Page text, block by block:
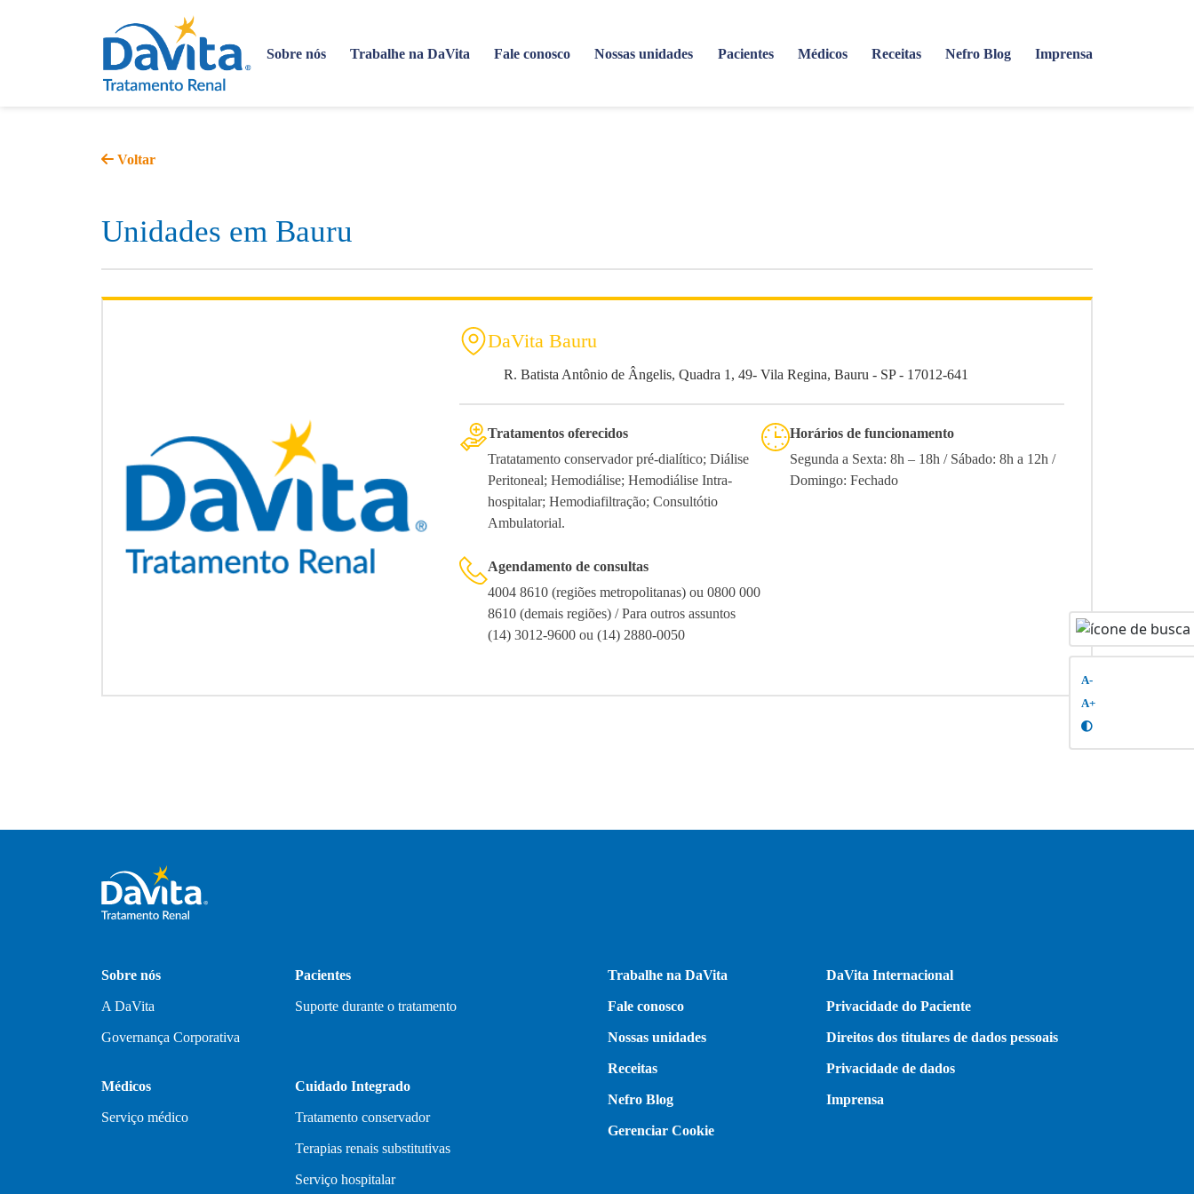
Sobre nós Trabalhe na DaVita Fale conosco Nossas unidades Pacientes Médicos Receitas Nefro Blog Imprensa
A-
A+
Voltar
Unidades em Bauru
DaVita Bauru
R. Batista Antônio de Ângelis, Quadra 1, 49- Vila Regina, Bauru - SP - 17012-641
Tratamentos oferecidos
Tratatamento conservador pré-dialítico; Diálise
Peritoneal; Hemodiálise; Hemodiálise Intra-
hospitalar; Hemodiafiltração; Consultótio
Ambulatorial.
Horários de funcionamento
Segunda a Sexta: 8h – 18h / Sábado: 8h a 12h /
Domingo: Fechado
Agendamento de consultas
4004 8610 (regiões metropolitanas) ou 0800 000
8610 (demais regiões) / Para outros assuntos
(14) 3012-9600 ou (14) 2880-0050
Sobre nós
A DaVita
Governança Corporativa
Pacientes
Suporte durante o tratamento
Médicos
Serviço médico
Cuidado Integrado
Tratamento conservador
Terapias renais substitutivas
Serviço hospitalar
Trabalhe na DaVita DaVita Internacional
Fale conosco Privacidade do Paciente
Nossas unidades Direitos dos titulares de dados pessoais
Receitas Privacidade de dados
Nefro Blog Imprensa
Gerenciar Cookie